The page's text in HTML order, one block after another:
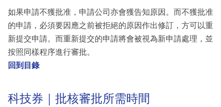
如果申請不獲批准，申請公司亦會獲告知原因。而不獲批准
的申請，必須要因應之前被拒絕的原因作出修訂，方可以重
新提交申請。而重新提交的申請將會被視為新申請處理，並
按照同樣程序進行審批。
回到目錄
科技券｜批核審批所需時間